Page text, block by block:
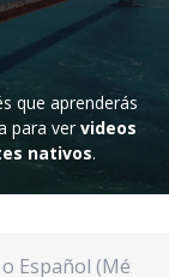
que aprenderás
para vervideos
nativos.